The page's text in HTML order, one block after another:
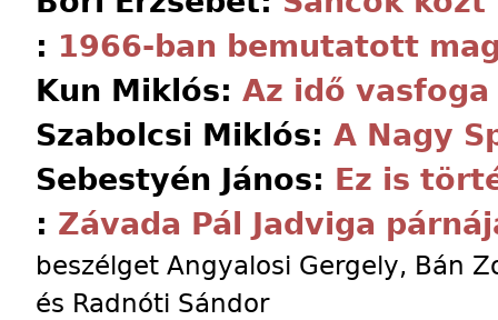
: 1966-ban bemutatott
Kun Miklós: Az idő vasfoga
Szabolcsi Miklós: A Nagy
Sebestyén János: Ez is
: Závada Pál Jadviga
beszélget Angyalosi Gergely, Bán
és Radnóti Sándor